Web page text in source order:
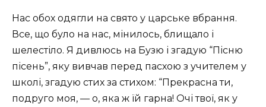
Нас обох одягли на свято у царське вбрання.
Все, що було на нас, мінилось, блищало і
шелестіло. Я дивлюсь на Бузю і згадую “Пісню
пісень”, яку вивчав перед пасхою з учителем у
школі, згадую стих за стихом: “Прекрасна ти,
подруго моя, — о, яка ж їй гарна! Очі твої, як у